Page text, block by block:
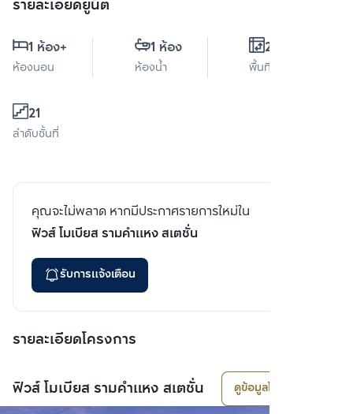
รายละเอียดยูนิต
1 ห้อง+
ห้องนอน
1 ห้อง
ห้องน้ำ
28 ตร.ม.
พื้นที่ใช้สอย
21
ลำดับชั้นที่
คุณจะไม่พลาด หากมีประกาศรายการใหม่ใน
ฟิวส์ โมเบียส รามคำแหง สเตชั่น
รับการแจ้งเตือน
รายละเอียดโครงการ
ฟิวส์ โมเบียส รามคำแหง สเตชั่น ดูข้อมูลโครงการ